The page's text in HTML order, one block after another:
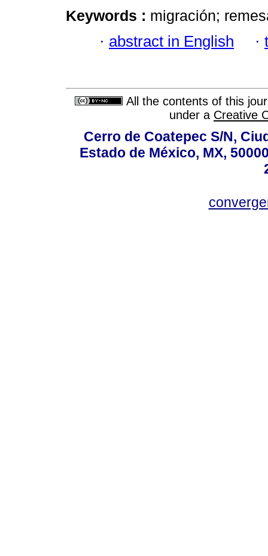
Keywords : migración;
· abstract in English ·
All the contents of this
under a Creative
Cerro de Coatepec S/N,
Estado de México, MX,